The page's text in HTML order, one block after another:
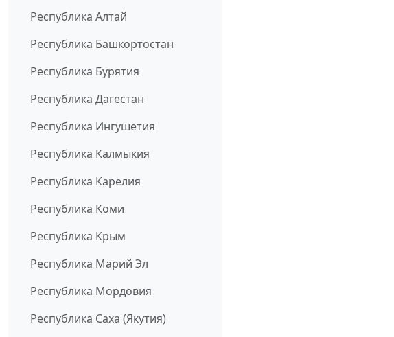
Республика Алтай
Республика Башкортостан
Республика Бурятия
Республика Дагестан
Республика Ингушетия
Республика Калмыкия
Республика Карелия
Республика Коми
Республика Крым
Республика Марий Эл
Республика Мордовия
Республика Саха (Якутия)